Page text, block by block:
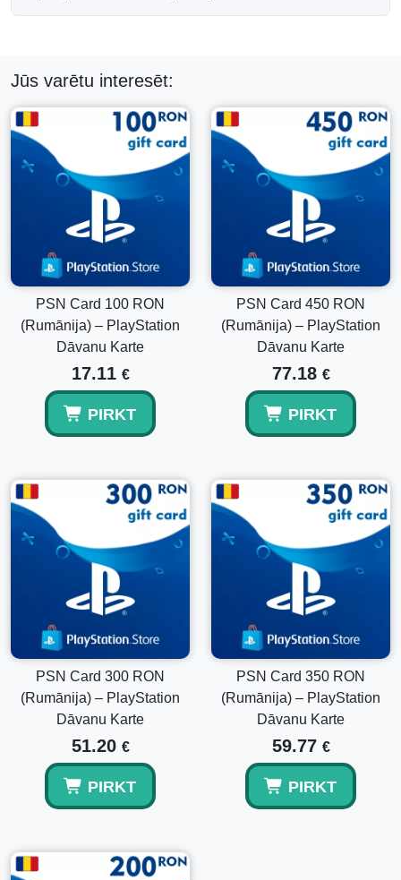
Vai šis kods tiek piegādāts pa e-pastu?
Jā, šis ir digitāls PSN maka kods, kas tiek piegādāts
elektroniski.
Vai es varu to apvienot ar savu esošo maka
Jā, izpirktā summa tiek pievienota jūsu esošajiem
PlayStation maka līdzekļiem.
Jūs varētu interesēt:
PSN Card 100 RON
(Rumānija) – PlayStation
Dāvanu Karte
17.11 €
PIRKT
PSN Card 450 RON
(Rumānija) – PlayStation
Dāvanu Karte
77.18 €
PIRKT
PSN Card 300 RON
(Rumānija) – PlayStation
Dāvanu Karte
51.20 €
PIRKT
PSN Card 350 RON
(Rumānija) – PlayStation
Dāvanu Karte
59.77 €
PIRKT